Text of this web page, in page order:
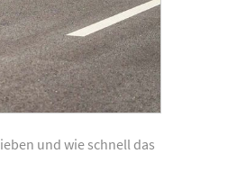
und wie schnell das